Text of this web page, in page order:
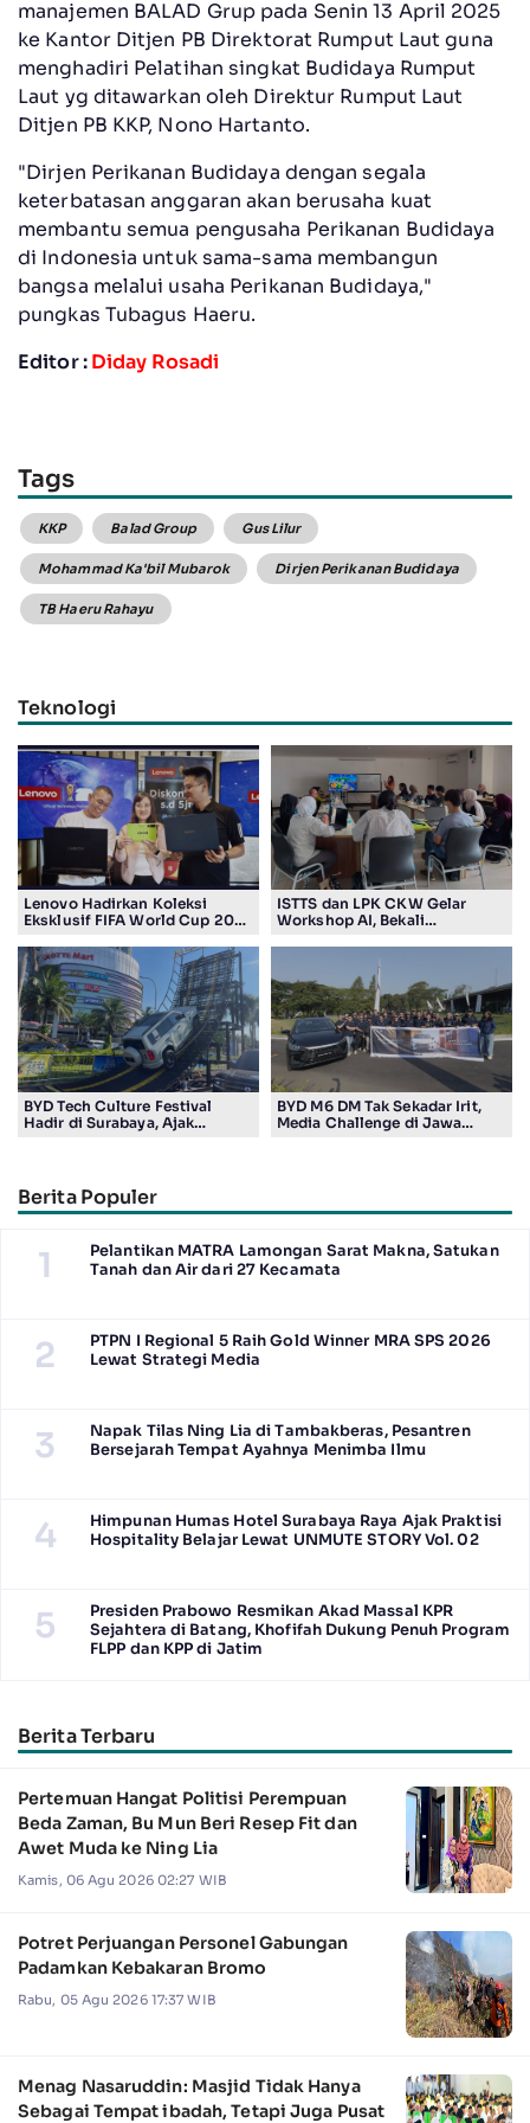
manajemen BALAD Grup pada Senin 13 April 2025
ke Kantor Ditjen PB Direktorat Rumput Laut guna
menghadiri Pelatihan singkat Budidaya Rumput
Laut yg ditawarkan oleh Direktur Rumput Laut
Ditjen PB KKP, Nono Hartanto.
"Dirjen Perikanan Budidaya dengan segala
keterbatasan anggaran akan berusaha kuat
membantu semua pengusaha Perikanan Budidaya
di Indonesia untuk sama-sama membangun
bangsa melalui usaha Perikanan Budidaya,"
pungkas Tubagus Haeru.
Editor :Diday Rosadi
Tags
KKP Balad Group Gus Lilur
Mohammad Ka'bil Mubarok Dirjen Perikanan Budidaya
TB Haeru Rahayu
Teknologi
Lenovo Hadirkan Koleksi
Eksklusif FIFA World Cup 2026
Penggemar Teknologi dan
Sepak Bola
ISTTS dan LPK CKW Gelar
Workshop AI, Bekali
BYD Tech Culture Festival
Hadir di Surabaya, Ajak
BYD M6 DM Tak Sekadar Irit,
Media Challenge di Jawa
Berita Populer
1
Pelantikan MATRA Lamongan Sarat Makna, Satukan
Tanah dan Air dari 27 Kecamata
2
PTPN I Regional 5 Raih Gold Winner MRA SPS 2026
Lewat Strategi Media
3
Napak Tilas Ning Lia di Tambakberas, Pesantren
Bersejarah Tempat Ayahnya Menimba Ilmu
4
Himpunan Humas Hotel Surabaya Raya Ajak Praktisi
Hospitality Belajar Lewat UNMUTE STORY Vol. 02
5
Presiden Prabowo Resmikan Akad Massal KPR
Sejahtera di Batang, Khofifah Dukung Penuh Program
FLPP dan KPP di Jatim
Berita Terbaru
Pertemuan Hangat Politisi Perempuan
Beda Zaman, Bu Mun Beri Resep Fit dan
Awet Muda ke Ning Lia
Kamis, 06 Agu 2026 02:27 WIB
Potret Perjuangan Personel Gabungan
Padamkan Kebakaran Bromo
Rabu, 05 Agu 2026 17:37 WIB
Menag Nasaruddin: Masjid Tidak Hanya
Sebagai Tempat ibadah, Tetapi Juga Pusat